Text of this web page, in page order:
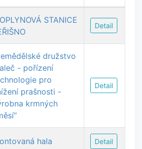
STANICE
Detail
družstvo
- pořízení
pro
prašnosti -
krmných
Detail
hala Detail